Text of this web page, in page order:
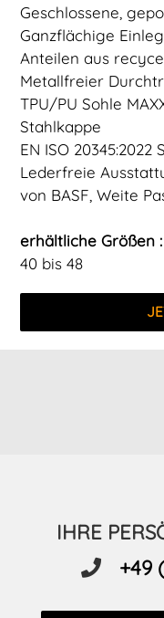
Geschlossene,
Ganzflächige
Anteilen aus
Metallfreier
TPU/PU Sohle
Stahlkappe
EN ISO
Lederfreie
von BASF, Weite
erhältliche Größen :
40 bis 48
IHRE
+49